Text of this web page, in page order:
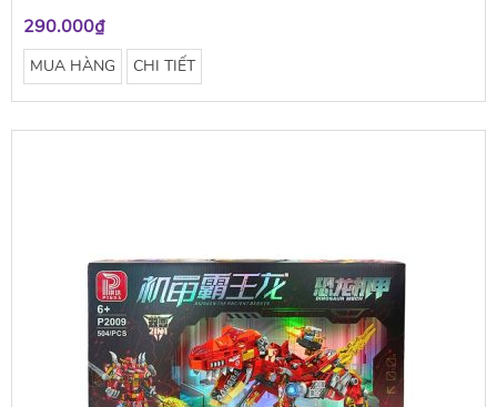
290.000₫
MUA HÀNG CHI TIẾT